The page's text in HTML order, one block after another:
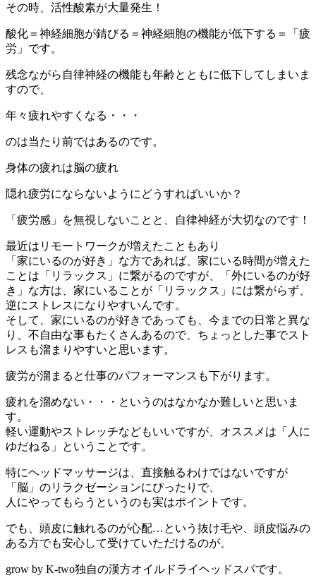
その時、活性酸素が大量発生！
酸化＝神経細胞が錆びる＝神経細胞の機能が低下する＝「疲
労」です。
残念ながら自律神経の機能も年齢とともに低下してしまいま
すので、
年々疲れやすくなる・・・
のは当たり前ではあるのです。
身体の疲れは脳の疲れ
隠れ疲労にならないようにどうすればいいか？
「疲労感」を無視しないことと、自律神経が大切なのです！
最近はリモートワークが増えたこともあり
「家にいるのが好き」な方であれば、家にいる時間が増えた
ことは「リラックス」に繋がるのですが、「外にいるのが好
き」な方は、家にいることが「リラックス」には繋がらず、
逆にストレスになりやすいんです。
そして、家にいるのが好きであっても、今までの日常と異な
り、不自由な事もたくさんあるので、ちょっとした事でスト
レスも溜まりやすいと思います。
疲労が溜まると仕事のパフォーマンスも下がります。
疲れを溜めない・・・というのはなかなか難しいと思いま
す。
軽い運動やストレッチなどもいいですが、オススメは「人に
ゆだねる」ということです。
特にヘッドマッサージは、直接触るわけではないですが
「脳」のリラクゼーションにぴったりで、
人にやってもらうというのも実はポイントです。
でも、頭皮に触れるのが心配…という抜け毛や、頭皮悩みの
ある方でも安心して受けていただけるのが、
grow by K-two独自の漢方オイルドライヘッドスパです。